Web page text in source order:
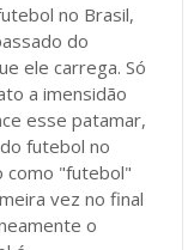
no Brasil,
do
ele carrega. Só
a imensidão
esse patamar,
futebol no
como "futebol"
vez no final
o